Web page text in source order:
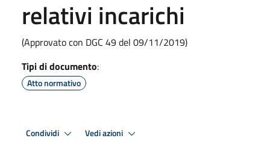
relativi incarichi
(Approvato con DGC 49 del 09/11/2019)
Tipi di documento:
Atto normativo
Condividi Vedi azioni